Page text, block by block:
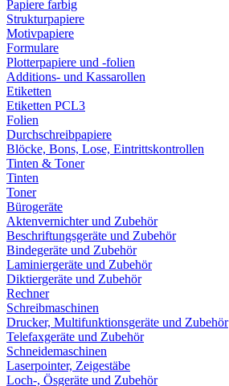
Papiere farbig
Strukturpapiere
Motivpapiere
Formulare
Plotterpapiere und -folien
Additions- und Kassarollen
Etiketten
Etiketten PCL3
Folien
Durchschreibpapiere
Blöcke, Bons, Lose, Eintrittskontrollen
Tinten & Toner
Tinten
Toner
Bürogeräte
Aktenvernichter und Zubehör
Beschriftungsgeräte und Zubehör
Bindegeräte und Zubehör
Laminiergeräte und Zubehör
Diktiergeräte und Zubehör
Rechner
Schreibmaschinen
Drucker, Multifunktionsgeräte und Zubehör
Telefaxgeräte und Zubehör
Schneidemaschinen
Laserpointer, Zeigestäbe
Loch-, Ösgeräte und Zubehör